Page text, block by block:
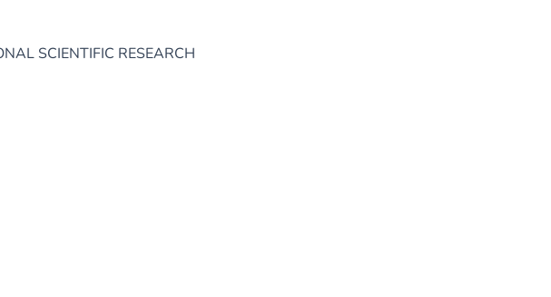
SCIENTIFIC RESEARCH